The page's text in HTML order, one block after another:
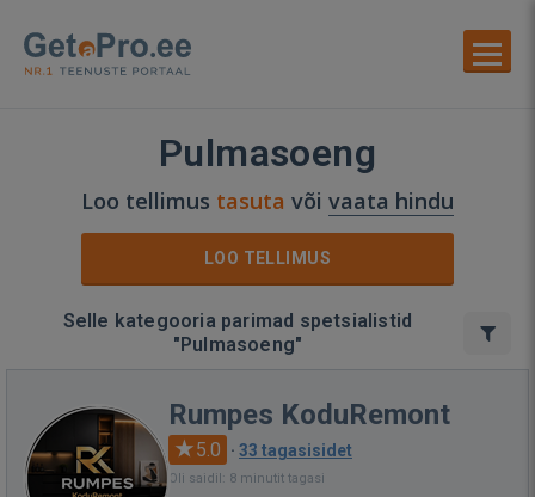
Pulmasoeng
Loo tellimus tasuta või vaata hindu
LOO TELLIMUS
Selle kategooria parimad spetsialistid
"Pulmasoeng"
Rumpes KoduRemont
5.0 · 33 tagasisidet
Oli saidil: 8 minutit tagasi